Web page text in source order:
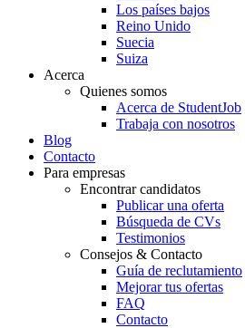
Los países bajos
Reino Unido
Suecia
Suiza
Acerca
Quienes somos
Acerca de StudentJob
Trabaja con nosotros
Blog
Contacto
Para empresas
Encontrar candidatos
Publicar una oferta
Búsqueda de CVs
Testimonios
Consejos & Contacto
Guía de reclutamiento
Mejorar tus ofertas
FAQ
Contacto